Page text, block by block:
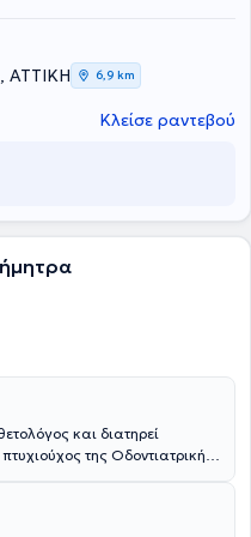
Οι ψηφιακές
προσέγγιση του
ανώδυνη και στοχευμένη
αποτέλεσμα θα
ΑΤΤΙΚΗ
6,9 km
Κλείσε ραντεβού
και διατηρεί
της Οδοντιατρικής
Ακίνητη και Κινητή
Νοσοκομείο του